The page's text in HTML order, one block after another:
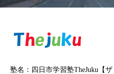
塾名：四日市学習塾TheJuku【ザ